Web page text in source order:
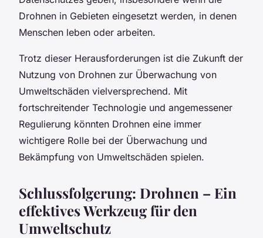
Drohnen in Gebieten eingesetzt werden, in denen
Menschen leben oder arbeiten.
Trotz dieser Herausforderungen ist die Zukunft der
Nutzung von Drohnen zur Überwachung von
Umweltschäden vielversprechend. Mit
fortschreitender Technologie und angemessener
Regulierung könnten Drohnen eine immer
wichtigere Rolle bei der Überwachung und
Bekämpfung von Umweltschäden spielen.
Schlussfolgerung: Drohnen – Ein
effektives Werkzeug für den
Umweltschutz